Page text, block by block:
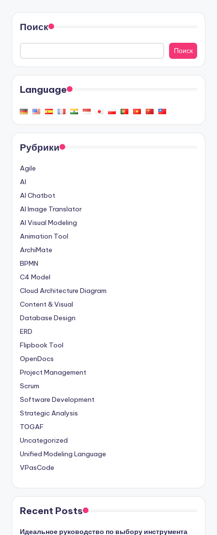
Поиск
Поиск
Language
Рубрики
Agile
AI
AI Chatbot
AI Image Translator
AI Visual Modeling
Animation Tool
ArchiMate
BPMN
C4 Model
Cloud Architecture Diagram
Content & Visual
Database Design
ERD
Flipbook Tool
OpenDocs
Project Management
Scrum
Software Development
Strategic Analysis
TOGAF
Uncategorized
Unified Modeling Language
VPasCode
Recent Posts
Идеальное руководство по выбору инструмента